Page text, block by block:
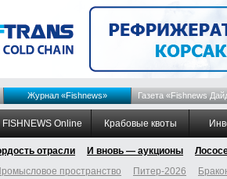
Журнал «Fishnews» Газета «Fishnews
FISHNEWS Online Крабовые квоты
отрасли И вновь — аукционы
пространство Питер-2026